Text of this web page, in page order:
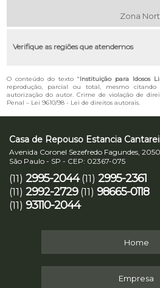
Zona
Verifique as regiões que atendemos
O conteúdo do texto "Instituição para Idosos
reprodução, parcial ou total, mesmo
autorização do autor. Crime de violação de
Penal – Lei 9610/98 - Lei de direitos autorais.
Casa de Repouso Estancia
Avenida Coronel Sezefredo Fagundes,
São Paulo - SP - CEP: 02367-075
(11) 2995-2044 (11) 2995-2361
(11) 2992-2729 (11) 98665-0118
(11) 93110-2044
Home
Empresa